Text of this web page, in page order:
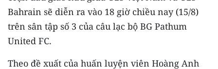
Trung du và miền núi phía Bắc
Đồng bằng sông Hồng
Bahrain sẽ diễn ra vào 18 giờ chiều nay (15/8)
trên sân tập số 3 của câu lạc bộ BG Pathum
United FC.
Theo đề xuất của huấn luyện viên Hoàng Anh